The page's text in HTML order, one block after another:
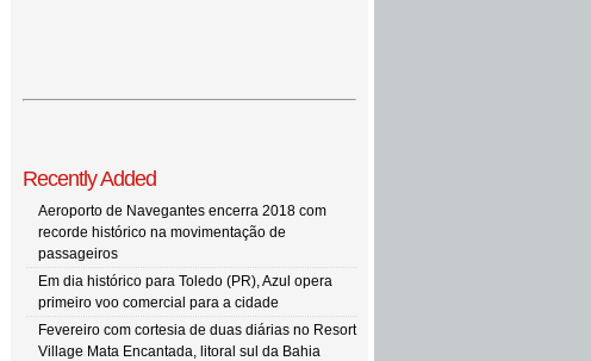
Recently Added
Aeroporto de Navegantes encerra 2018 com
recorde histórico na movimentação de
passageiros
Em dia histórico para Toledo (PR), Azul opera
primeiro voo comercial para a cidade
Fevereiro com cortesia de duas diárias no Resort
Village Mata Encantada, litoral sul da Bahia